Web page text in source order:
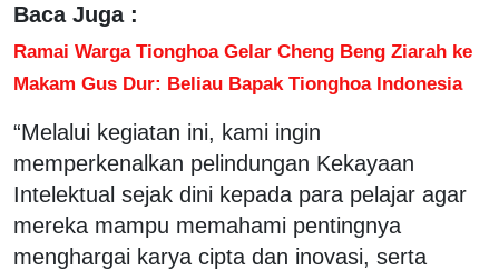
Baca Juga :
Ramai Warga Tionghoa Gelar Cheng Beng Ziarah ke
Makam Gus Dur: Beliau Bapak Tionghoa Indonesia
“Melalui kegiatan ini, kami ingin
memperkenalkan pelindungan Kekayaan
Intelektual sejak dini kepada para pelajar agar
mereka mampu memahami pentingnya
menghargai karya cipta dan inovasi, serta